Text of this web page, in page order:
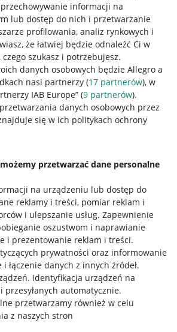
informacji na
lub dostęp do nich i przetwarzanie
profilowania, analiz rynkowych i
że łatwiej będzie odnaleźć Ci w
szukasz i potrzebujesz.
danych osobowych będzie Allegro a
nasi partnerzy (17 partnerów), w
IAB Europe” (9 partnerów).
danych osobowych przez
się w ich politykach ochrony
przetwarzać dane personalne
na urządzeniu lub dostęp do
reklamy i treści, pomiar reklam i
i ulepszanie usług. Zapewnienie
oszustwom i naprawianie
i prezentowanie reklam i treści.
prywatności oraz informowanie
i łączenie danych z innych źródeł.
. Identyfikacja urządzeń na
automatycznie.
przetwarzamy również w celu
z naszych stron